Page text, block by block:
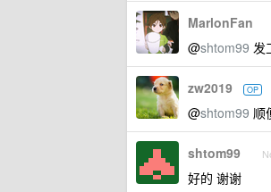
MarlonFan
@shtom99 发
zw2019 OP
@shtom99 顺
shtom99
好的 谢谢